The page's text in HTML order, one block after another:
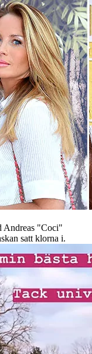
Andreas "Coci"
satt klorna i.